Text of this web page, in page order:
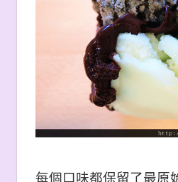
每個口味都保留了最原